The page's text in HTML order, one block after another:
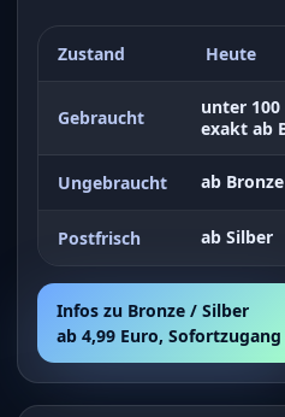
Zustand Heute
Gebraucht
unter 100
exakt ab
Ungebraucht ab Bronze
Postfrisch ab Silber
Infos zu Bronze / Silber
ab 4,99 Euro, Sofortzugang